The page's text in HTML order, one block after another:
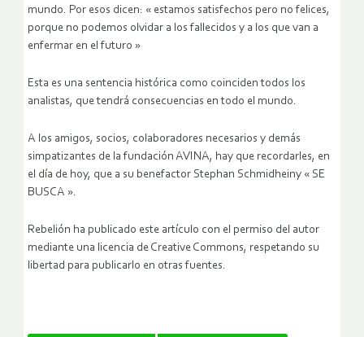
mundo. Por esos dicen: « estamos satisfechos pero no felices,
porque no podemos olvidar a los fallecidos y a los que van a
enfermar en el futuro »
Esta es una sentencia histórica como coinciden todos los
analistas, que tendrá consecuencias en todo el mundo.
A los amigos, socios, colaboradores necesarios y demás
simpatizantes de la fundación AVINA, hay que recordarles, en
el día de hoy, que a su benefactor Stephan Schmidheiny « SE
BUSCA ».
Rebelión ha publicado este artículo con el permiso del autor
mediante una licencia de Creative Commons, respetando su
libertad para publicarlo en otras fuentes.